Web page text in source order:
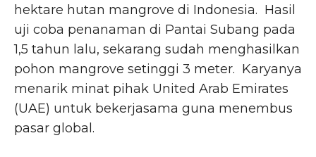
hektare hutan mangrove di Indonesia. Hasil
uji coba penanaman di Pantai Subang pada
1,5 tahun lalu, sekarang sudah menghasilkan
pohon mangrove setinggi 3 meter. Karyanya
menarik minat pihak United Arab Emirates
(UAE) untuk bekerjasama guna menembus
pasar global.